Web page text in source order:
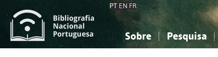
PT EN FR
Sobre Pesquisa